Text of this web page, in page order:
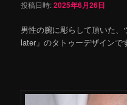
投稿日時:2025年6月26日
男性の腕に彫らして頂いた
later」のタトゥーデザインで